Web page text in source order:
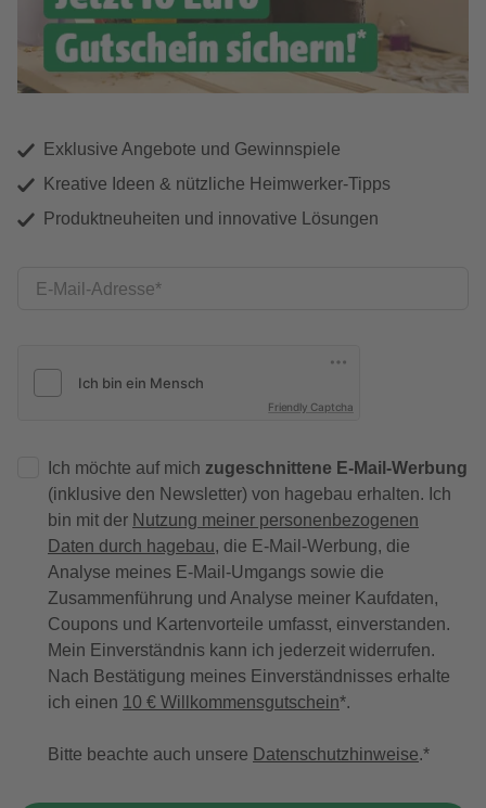
Exklusive Angebote und Gewinnspiele
Kreative Ideen & nützliche Heimwerker-Tipps
Produktneuheiten und innovative Lösungen
E-Mail-Adresse
Friendly Captcha
Ich möchte auf mich zugeschnittene E-Mail-Werbung
(inklusive den Newsletter) von hagebau erhalten. Ich
bin mit der Nutzung meiner personenbezogenen
Daten durch hagebau, die E-Mail-Werbung, die
Analyse meines E-Mail-Umgangs sowie die
Zusammenführung und Analyse meiner Kaufdaten,
Coupons und Kartenvorteile umfasst, einverstanden.
Mein Einverständnis kann ich jederzeit widerrufen.
Nach Bestätigung meines Einverständnisses erhalte
ich einen 10 € Willkommensgutschein*.
Bitte beachte auch unsere Datenschutzhinweise.